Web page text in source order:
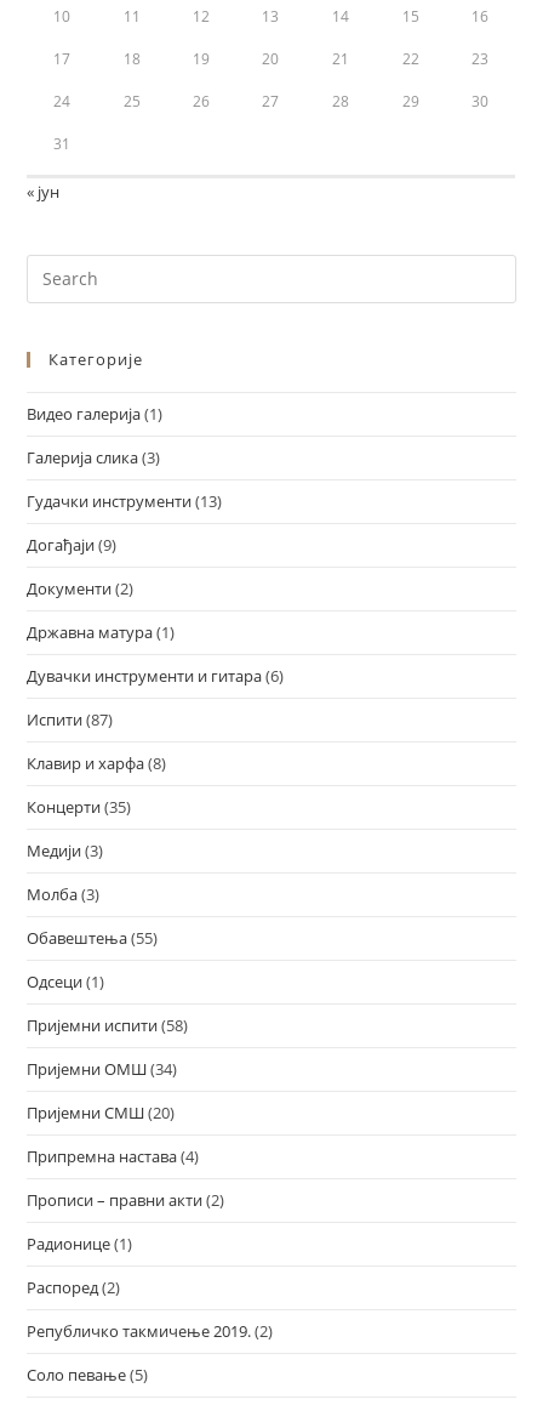
10 11 12 13 14 15 16
17 18 19 20 21 22 23
24 25 26 27 28 29 30
31
« јун
Категорије
Видео галерија(1)
Галерија слика(3)
Гудачки инструменти(13)
Догађаји(9)
Документи(2)
Државна матура(1)
Дувачки инструменти и гитара(6)
Испити(87)
Клавир и харфа(8)
Концерти(35)
Медији(3)
Молба(3)
Обавештења(55)
Одсеци(1)
Пријемни испити(58)
Пријемни ОМШ(34)
Пријемни СМШ(20)
Припремна настава(4)
Прописи – правни акти(2)
Радионице(1)
Распоред(2)
Републичко такмичење 2019.(2)
Соло певање(5)